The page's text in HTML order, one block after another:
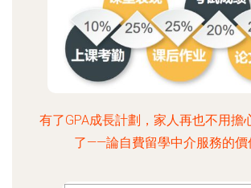
有了GPA成長計劃，家人再也不用擔
了——論自費留學中介服務的價